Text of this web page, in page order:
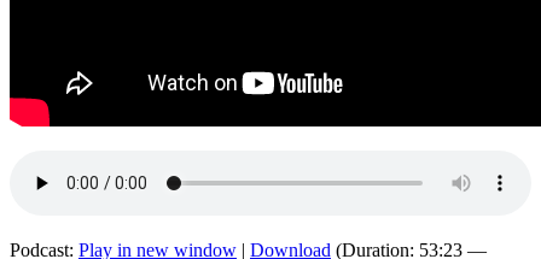
Podcast: Play in new window | Download (Duration: 53:23 —